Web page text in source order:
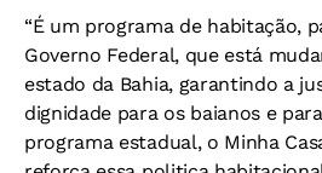
“É um programa de habitação,
Governo Federal, que está
estado da Bahia, garantindo a
dignidade para os baianos e
programa estadual, o Minha